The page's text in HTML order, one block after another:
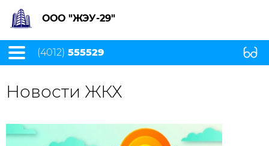
ООО "ЖЭУ-29"
(4012) 555529
Новости ЖКХ